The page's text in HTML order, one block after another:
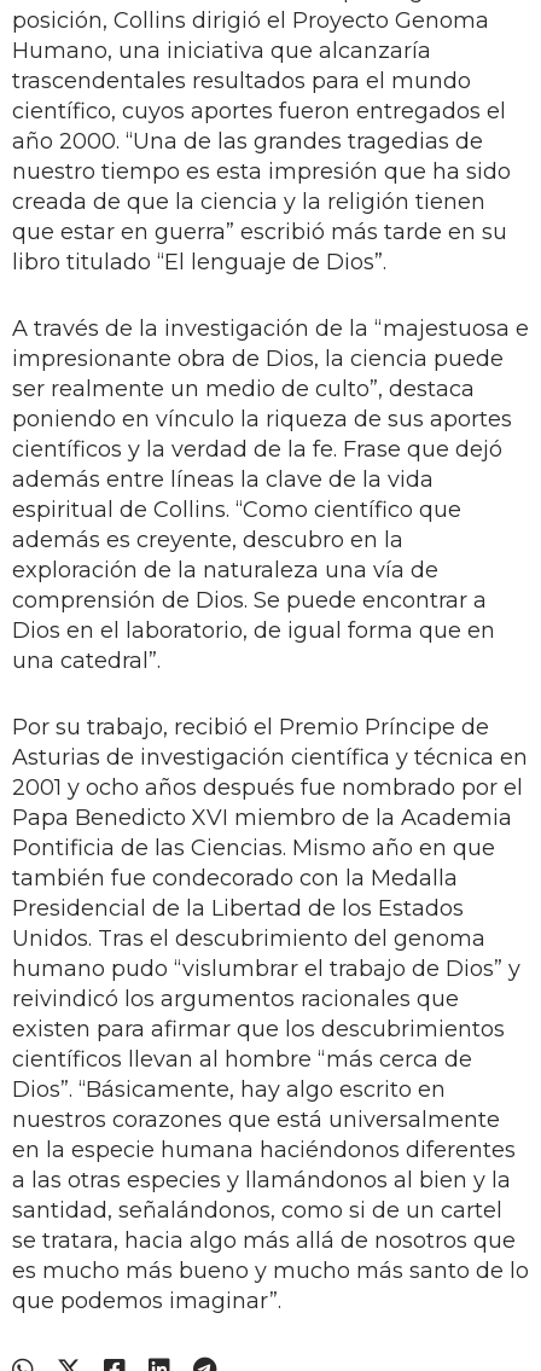
posición, Collins dirigió el Proyecto Genoma
Humano, una iniciativa que alcanzaría
trascendentales resultados para el mundo
científico, cuyos aportes fueron entregados el
año 2000. “Una de las grandes tragedias de
nuestro tiempo es esta impresión que ha sido
creada de que la ciencia y la religión tienen
que estar en guerra” escribió más tarde en su
libro titulado “El lenguaje de Dios”.
A través de la investigación de la “majestuosa e
impresionante obra de Dios, la ciencia puede
ser realmente un medio de culto”, destaca
poniendo en vínculo la riqueza de sus aportes
científicos y la verdad de la fe. Frase que dejó
además entre líneas la clave de la vida
espiritual de Collins. “Como científico que
además es creyente, descubro en la
exploración de la naturaleza una vía de
comprensión de Dios. Se puede encontrar a
Dios en el laboratorio, de igual forma que en
una catedral”.
Por su trabajo, recibió el Premio Príncipe de
Asturias de investigación científica y técnica en
2001 y ocho años después fue nombrado por el
Papa Benedicto XVI miembro de la Academia
Pontificia de las Ciencias. Mismo año en que
también fue condecorado con la Medalla
Presidencial de la Libertad de los Estados
Unidos. Tras el descubrimiento del genoma
humano pudo “vislumbrar el trabajo de Dios” y
reivindicó los argumentos racionales que
existen para afirmar que los descubrimientos
científicos llevan al hombre “más cerca de
Dios”. “Básicamente, hay algo escrito en
nuestros corazones que está universalmente
en la especie humana haciéndonos diferentes
a las otras especies y llamándonos al bien y la
santidad, señalándonos, como si de un cartel
se tratara, hacia algo más allá de nosotros que
es mucho más bueno y mucho más santo de lo
que podemos imaginar”.